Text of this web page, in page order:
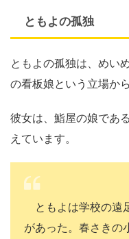
ともよの孤独
ともよの孤独は、めい
の看板娘という立場か
彼女は、鮨屋の娘であ
えています。
ともよは学校の遠
があった。春さきの